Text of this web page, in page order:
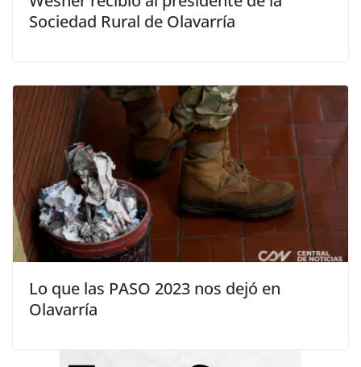
Sociedad Rural de Olavarría
Lo que las PASO 2023 nos dejó en
Olavarría